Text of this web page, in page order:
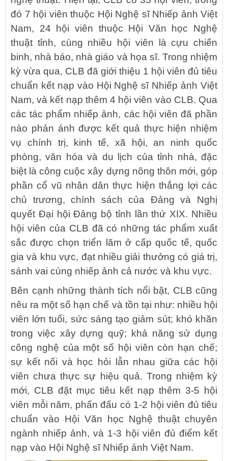
đó 7 hội viên thuộc Hội Nghệ sĩ Nhiếp ảnh Việt
Nam, 24 hội viên thuộc Hội Văn học Nghệ
thuật tỉnh, cùng nhiều hội viên là cựu chiến
binh, nhà báo, nhà giáo và họa sĩ. Trong nhiệm
kỳ vừa qua, CLB đã giới thiệu 1 hội viên đủ tiêu
chuẩn kết nạp vào Hội Nghệ sĩ Nhiếp ảnh Việt
Nam, và kết nạp thêm 4 hội viên vào CLB. Qua
các tác phẩm nhiếp ảnh, các hội viên đã phần
nào phản ánh được kết quả thực hiện nhiệm
vụ chính trị, kinh tế, xã hội, an ninh quốc
phòng, văn hóa và du lịch của tỉnh nhà, đặc
biệt là công cuộc xây dựng nông thôn mới, góp
phần cổ vũ nhân dân thực hiện thắng lợi các
chủ trương, chính sách của Đảng và Nghị
quyết Đại hội Đảng bộ tỉnh lần thứ XIX. Nhiều
hội viên của CLB đã có những tác phẩm xuất
sắc được chọn triển lãm ở cấp quốc tế, quốc
gia và khu vực, đạt nhiều giải thưởng có giá trị,
sánh vai cùng nhiếp ảnh cả nước và khu vực.
Bên cạnh những thành tích nổi bật, CLB cũng
nêu ra một số hạn chế và tồn tại như: nhiều hội
viên lớn tuổi, sức sáng tạo giảm sút; khó khăn
trong việc xây dựng quỹ; khả năng sử dụng
công nghệ của một số hội viên còn hạn chế;
sự kết nối và học hỏi lẫn nhau giữa các hội
viên chưa thực sự hiệu quả. Trong nhiệm kỳ
mới, CLB đặt mục tiêu kết nạp thêm 3-5 hội
viên mỗi năm, phấn đấu có 1-2 hội viên đủ tiêu
chuẩn vào Hội Văn học Nghệ thuật chuyên
ngành nhiếp ảnh, và 1-3 hội viên đủ điểm kết
nạp vào Hội Nghệ sĩ Nhiếp ảnh Việt Nam.